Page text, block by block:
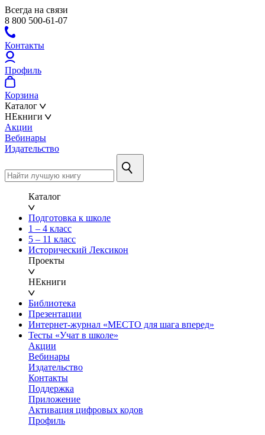
Всегда на связи
8 800 500-61-07
Контакты
Профиль
Корзина
Каталог
НЕкниги
Акции
Вебинары
Издательство
Каталог
Подготовка к школе
1 – 4 класс
5 – 11 класс
Исторический Лексикон
Проекты
НЕкниги
Библиотека
Презентации
Интернет-журнал «МЕСТО для шага вперед»
Тесты «Учат в школе»
Акции
Вебинары
Издательство
Контакты
Поддержка
Приложение
Активация цифровых кодов
Профиль